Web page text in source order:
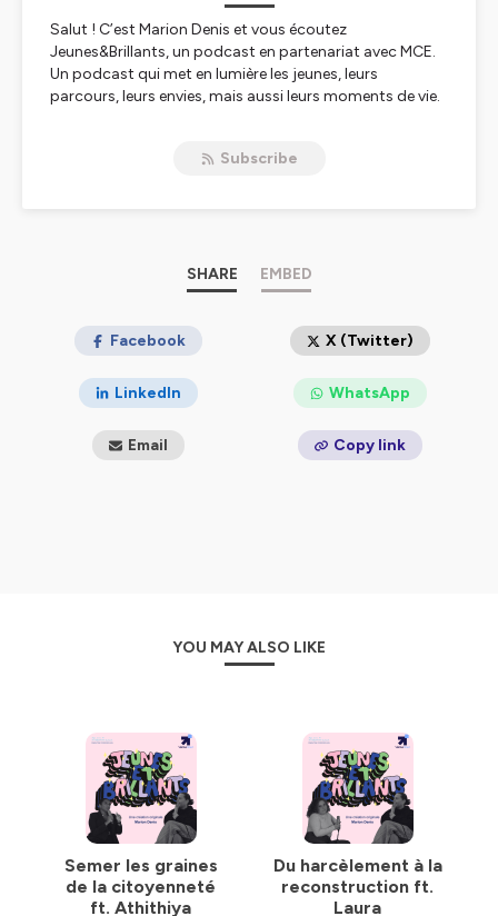
Salut ! C’est Marion Denis et vous écoutez
Jeunes&Brillants, un podcast en partenariat avec MCE.
Un podcast qui met en lumière les jeunes, leurs
parcours, leurs envies, mais aussi leurs moments de vie.
Hébergé par Ausha. Visitezausha.co/politique-de-
Subscribe
SHARE EMBED
Facebook X (Twitter)
LinkedIn WhatsApp
Email Copy link
YOU MAY ALSO LIKE
Semer les graines
de la citoyenneté
ft. Athithiya
Du harcèlement à la
reconstruction ft.
Laura